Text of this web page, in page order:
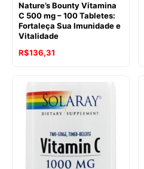
Nature’s Bounty Vitamina
C 500 mg – 100 Tabletes:
Fortaleça Sua Imunidade e
Vitalidade
R$136,31